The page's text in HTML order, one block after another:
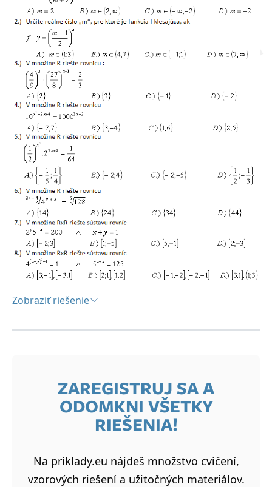
Zobraziť riešenie
ZAREGISTRUJ SA A
ODOMKNI VŠETKY
RIEŠENIA!
Na priklady.eu nájdeš množstvo cvičení,
vzorových riešení a užitočných materiálov.